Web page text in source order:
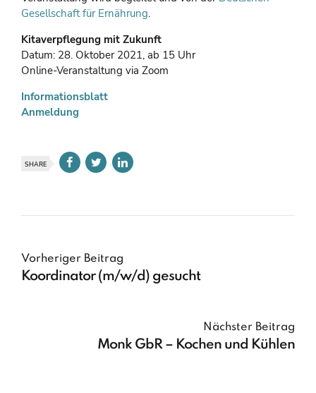
Gesellschaft für Ernährung.
Kitaverpflegung mit Zukunft
Datum: 28. Oktober 2021, ab 15 Uhr
Online-Veranstaltung via Zoom
Informationsblatt
Anmeldung
SHARE
Vorheriger Beitrag
Koordinator (m/w/d) gesucht
Nächster Beitrag
Monk GbR – Kochen und Kühlen